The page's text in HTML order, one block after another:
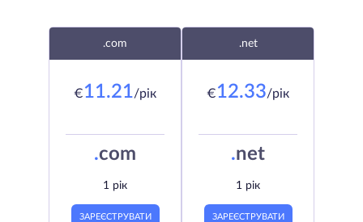
.com
€11.21/рік
.com
1 рік
ЗАРЕЄСТРУВАТИ
.net
€12.33/рік
.net
1 рік
ЗАРЕЄСТРУВАТИ